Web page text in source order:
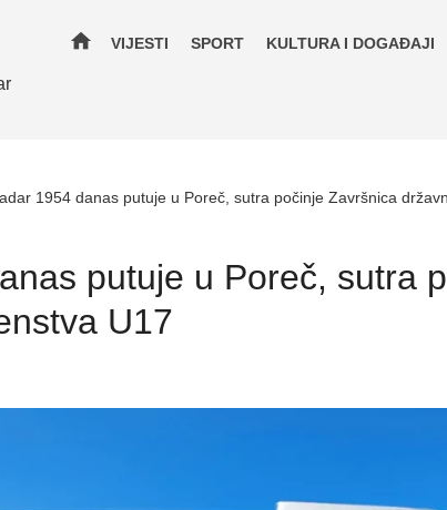
home VIJESTI SPORT KULTURA I DOGAĐAJI
1954 danas putuje u Poreč, sutra počinje Završnica
putuje u Poreč, sutra
U17